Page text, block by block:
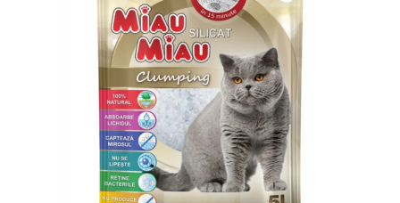
Covorașe Igienice Câini
Șampoane Câini
Antiparazitare Câini
Așternut Igienic Pisici
Antiparazitare Pisici
Vitamine Pisici